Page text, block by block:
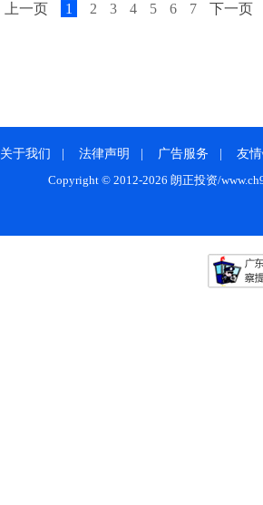
上一页 1 2 3 4 5 6 7 下一页
关于我们 法律声明 广告服务
友
Copyright © 2012-2026 朗正投资/